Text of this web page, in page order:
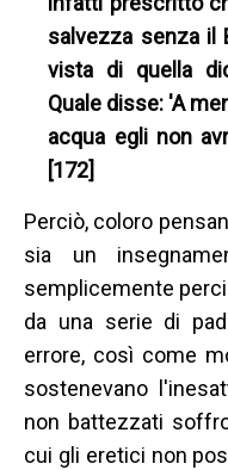
salvezza senza il
vista di quella
Quale disse: 'A
acqua egli non
[172]
Perciò, coloro
sia un
semplicemente
da una serie di
errore, così come
sostenevano
non battezzati
cui gli eretici non